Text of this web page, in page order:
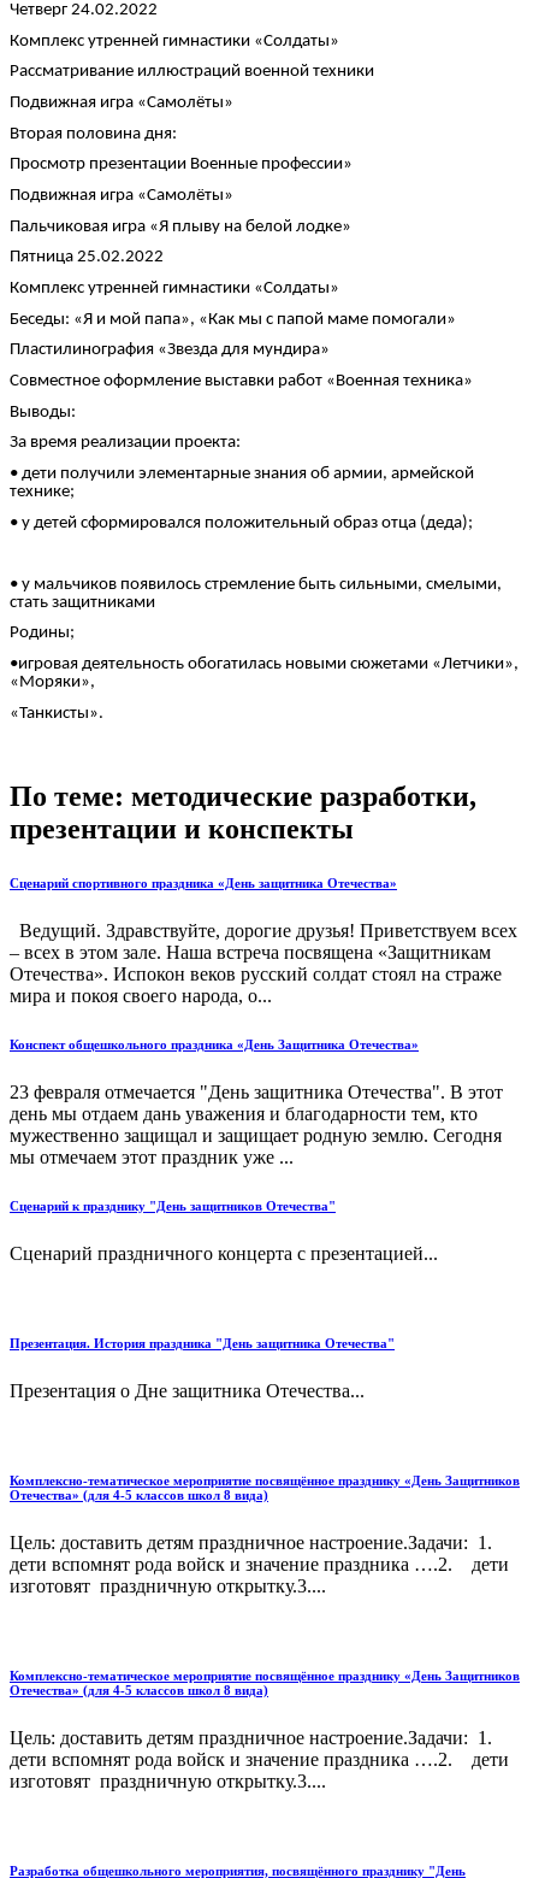
Четверг 24.02.2022
Комплекс утренней гимнастики «Солдаты»
Рассматривание иллюстраций военной техники
Подвижная игра «Самолёты»
Вторая половина дня:
Просмотр презентации Военные профессии»
Подвижная игра «Самолёты»
Пальчиковая игра «Я плыву на белой лодке»
Пятница 25.02.2022
Комплекс утренней гимнастики «Солдаты»
Беседы: «Я и мой папа», «Как мы с папой маме помогали»
Пластилинография «Звезда для мундира»
Совместное оформление выставки работ «Военная техника»
Выводы:
За время реализации проекта:
• дети получили элементарные знания об армии, армейской
технике;
• у детей сформировался положительный образ отца (деда);
• у мальчиков появилось стремление быть сильными, смелыми,
стать защитниками
Родины;
•игровая деятельность обогатилась новыми сюжетами «Летчики»,
«Моряки»,
«Танкисты».
По теме: методические разработки,
презентации и конспекты
Сценарий спортивного праздника «День защитника Отечества»
Ведущий. Здравствуйте, дорогие друзья! Приветствуем всех
– всех в этом зале. Наша встреча посвящена «Защитникам
Отечества». Испокон веков русский солдат стоял на страже
мира и покоя своего народа, о...
Конспект общешкольного праздника «День Защитника Отечества»
23 февраля отмечается "День защитника Отечества". В этот
день мы отдаем дань уважения и благодарности тем, кто
мужественно защищал и защищает родную землю. Сегодня
мы отмечаем этот праздник уже ...
Сценарий к празднику "День защитников Отечества"
Сценарий праздничного концерта с презентацией...
Презентация. История праздника "День защитника Отечества"
Презентация о Дне защитника Отечества...
Комплексно-тематическое мероприятие посвящённое празднику «День Защитников
Отечества» (для 4-5 классов школ 8 вида)
Цель: доставить детям праздничное настроение.Задачи: 1.
дети вспомнят рода войск и значение праздника ….2. дети
изготовят праздничную открытку.3....
Комплексно-тематическое мероприятие посвящённое празднику «День Защитников
Отечества» (для 4-5 классов школ 8 вида)
Цель: доставить детям праздничное настроение.Задачи: 1.
дети вспомнят рода войск и значение праздника ….2. дети
изготовят праздничную открытку.3....
Разработка общешкольного мероприятия, посвящённого празднику "День